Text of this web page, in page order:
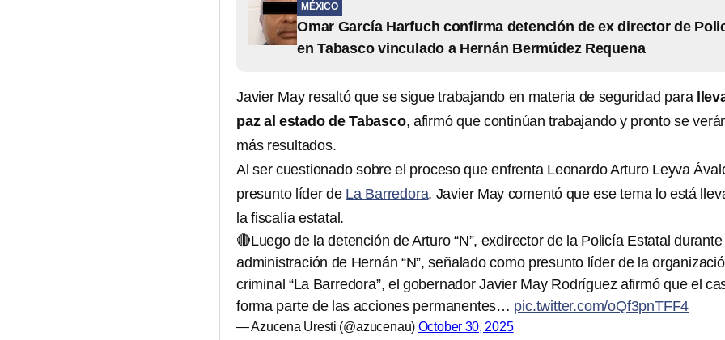
MÉXICO
Omar García Harfuch confirma detención de ex director de
en Tabasco vinculado a Hernán Bermúdez Requena
Javier May resaltó que se sigue trabajando en materia de seguridad para
paz al estado de Tabasco, afirmó que continúan trabajando y pronto se
más resultados.
Al ser cuestionado sobre el proceso que enfrenta Leonardo Arturo Leyva
presunto líder de La Barredora, Javier May comentó que ese tema lo está
la fiscalía estatal.
🔴Luego de la detención de Arturo “N”, exdirector de la Policía Estatal durante
administración de Hernán “N”, señalado como presunto líder de la
criminal “La Barredora”, el gobernador Javier May Rodríguez afirmó que el
forma parte de las acciones permanentes… pic.twitter.com/oQf3pnTFF4
— Azucena Uresti (@azucenau) October 30, 2025